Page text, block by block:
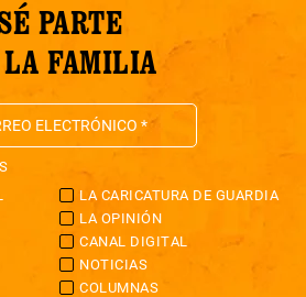
PARTE
LA FAMILIA
LA CARICATURA DE GUARDIA
LA OPINIÓN
CANAL DIGITAL
NOTICIAS
COLUMNAS